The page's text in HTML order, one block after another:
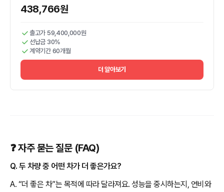
438,766원
출고가 59,400,000원
선납금 30%
계약기간 60개월
더 알아보기
❓ 자주 묻는 질문 (FAQ)
Q. 두 차량 중 어떤 차가 더 좋은가요?
A. “더 좋은 차”는 목적에 따라 달라져요. 성능을 중시하는지, 연비와